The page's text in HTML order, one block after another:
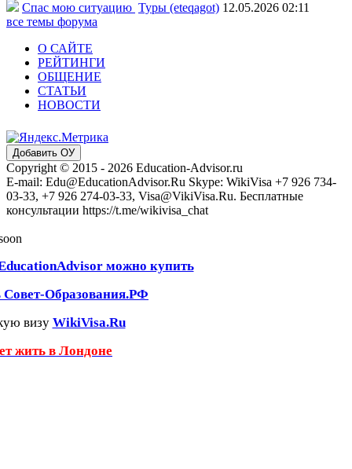
Спас мою ситуацию Туры (eteqagot) 12.05.2026 02:11
все темы форума
О САЙТЕ
РЕЙТИНГИ
ОБЩЕНИЕ
СТАТЬИ
НОВОСТИ
Добавить ОУ
Copyright © 2015 - 2026 Education-Advisor.ru
E-mail: Edu@EducationAdvisor.Ru Skype: WikiVisa +7 926 734-
03-33, +7 926 274-03-33, Visa@VikiVisa.Ru. Бесплатные
консультации https://t.me/wikivisa_chat
можно купить
Совет-Образования.РФ
визу WikiVisa.Ru
жить в Лондоне